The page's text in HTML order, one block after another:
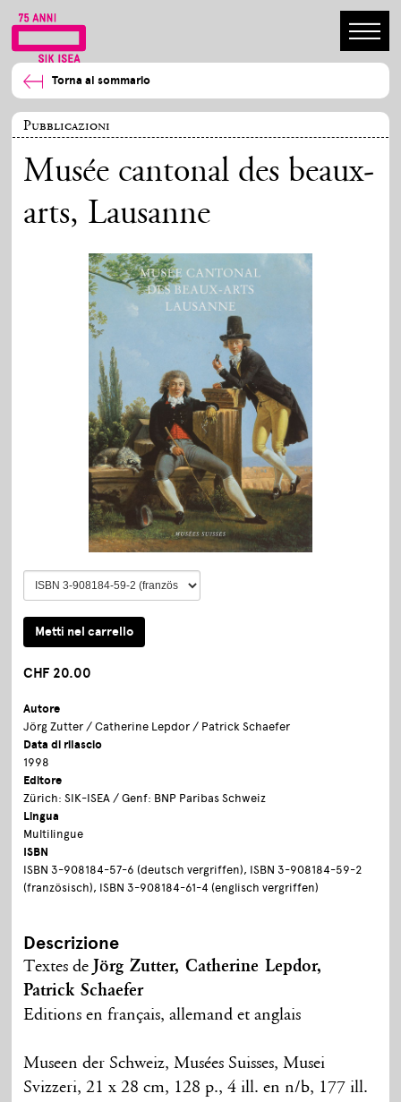
Torna al sommario
Pubblicazioni
Musée cantonal des beaux-
arts, Lausanne
CHF 20.00
Autore
Jörg Zutter / Catherine Lepdor / Patrick Schaefer
Data di rilascio
1998
Editore
Zürich: SIK-ISEA / Genf: BNP Paribas Schweiz
Lingua
Multilingue
ISBN
ISBN 3-908184-57-6 (deutsch vergriffen), ISBN 3-908184-59-2
(französisch), ISBN 3-908184-61-4 (englisch vergriffen)
Descrizione
Textes de Jörg Zutter, Catherine Lepdor,
Patrick Schaefer
Editions en français, allemand et anglais
Museen der Schweiz, Musées Suisses, Musei
Svizzeri, 21 x 28 cm, 128 p., 4 ill. en n/b, 177 ill.